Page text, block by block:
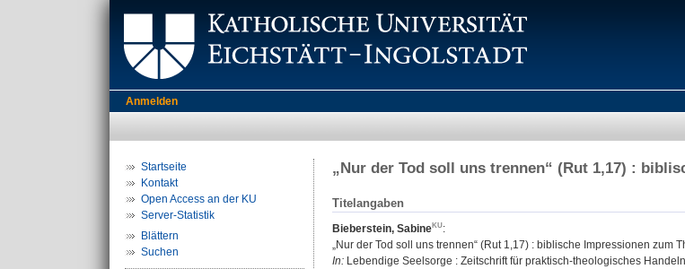
Anmelden
Startseite
Kontakt
Open Access an der KU
Server-Statistik
Blättern
Suchen
„Nur der Tod soll uns trennen“ (Rut 1,17) :
Titelangaben
Bieberstein, Sabine
:
„Nur der Tod soll uns trennen“ (Rut 1,17) : biblische Impressionen zum
In: Lebendige Seelsorge : Zeitschrift für praktisch-theologisches